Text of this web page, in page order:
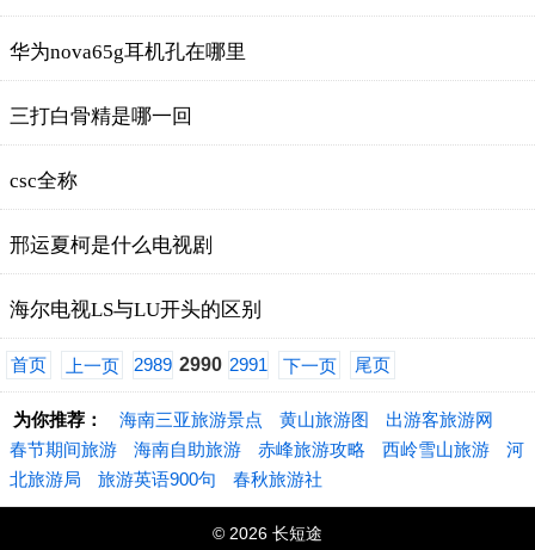
华为nova65g耳机孔在哪里
三打白骨精是哪一回
csc全称
邢运夏柯是什么电视剧
海尔电视LS与LU开头的区别
首页 上一页 2989 2990 2991 下一页 尾页
为你推荐： 海南三亚旅游景点 黄山旅游图
出游客旅游网
春节期间旅游
海南自助旅游 赤峰旅游攻略 西岭雪山旅游
河
北旅游局
旅游英语900句 春秋旅游社
© 2026 长短途